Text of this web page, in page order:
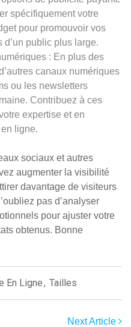
spécifiquement votre
pour promouvoir vos
public plus large.
: En plus des
canaux numériques
ou les newsletters
Contribuez à ces
expertise et en
ligne.
sociaux et autres
augmenter la visibilité
davantage de visiteurs
pas d’analyser
pour ajuster votre
obtenus. Bonne
En Ligne, Tailles
Next Article